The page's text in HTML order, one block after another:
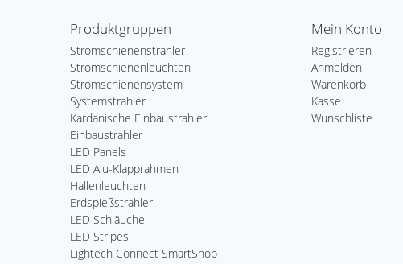
Produktgruppen
Stromschienenstrahler
Stromschienenleuchten
Stromschienensystem
Systemstrahler
Kardanische Einbaustrahler
Einbaustrahler
LED Panels
LED Alu-Klapprahmen
Hallenleuchten
Erdspießstrahler
LED Schläuche
LED Stripes
Lightech Connect SmartShop
Mein Konto
Registrieren
Anmelden
Warenkorb
Kasse
Wunschliste